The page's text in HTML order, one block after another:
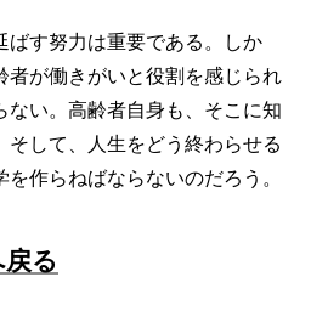
ばす努力は重要である。しか
者が働きがいと役割を感じられ
ない。高齢者自身も、そこに知
そして、人生をどう終わらせる
作らねばならないのだろう。
る